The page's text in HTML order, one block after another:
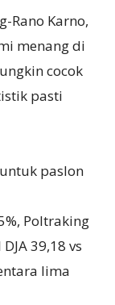
Rano Karno,
menang di
cocok
pasti
paslon
Poltraking
39,18 vs
lima